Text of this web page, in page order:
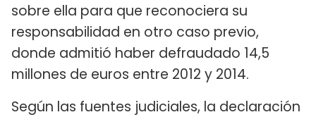
sobre ella para que reconociera su
responsabilidad en otro caso previo,
donde admitió haber defraudado 14,5
millones de euros entre 2012 y 2014.
Según las fuentes judiciales, la declaración